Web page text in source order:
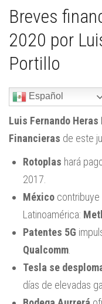
Breves
2020 por
Portillo
Español
Luis Fernando
Financieras de este
Rotoplas hará
2017.
Méxicocontribuye
Latinoamérica:
Patentes 5G
Qualcomm.
Tesla se
días de elevadas